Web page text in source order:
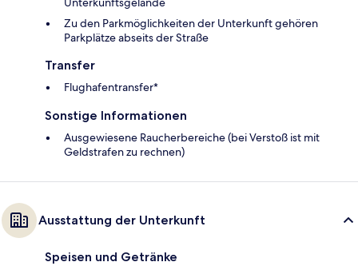
Zu den Parkmöglichkeiten der Unterkunft gehören
Parkplätze abseits der Straße
Transfer
Flughafentransfer*
Sonstige Informationen
Ausgewiesene Raucherbereiche (bei Verstoß ist mit
Geldstrafen zu rechnen)
Ausstattung der Unterkunft
Speisen und Getränke